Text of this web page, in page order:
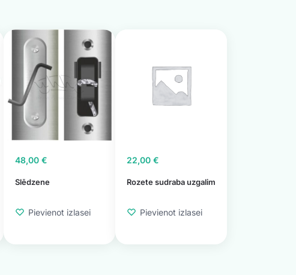
Slēdzene
48,00 €
Pievienot izlasei
Rozete sudraba uzgalim
22,00 €
Pievienot izlasei